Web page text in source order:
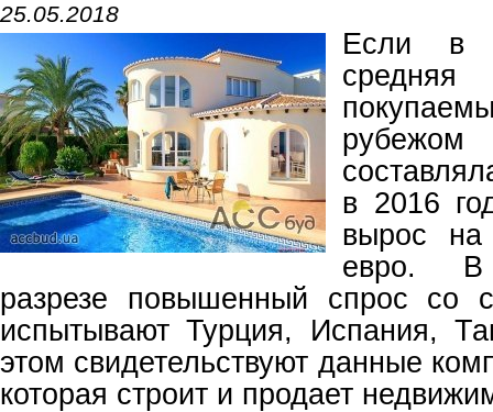
25.05.2018
Если в
в 2016
вырос
евро. В
разрезе повышенный спрос со
испытывают Турция, Испания,
этом свидетельствуют данные
которая строит и продает